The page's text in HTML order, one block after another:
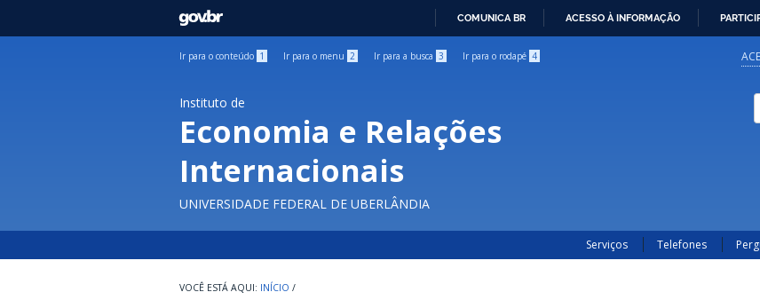
GOVBR
COMUNICA BR ACESSO À INFORMAÇÃO
Ir para o conteúdo 1 Ir para o menu 2 Ir para a busca 3 Ir para o rodapé 4
Instituto de
Economia e Relações
Internacionais
UNIVERSIDADE FEDERAL DE UBERLÂNDIA
Serviços Telefones
INÍCIO /